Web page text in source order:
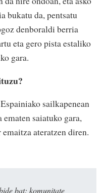
bukatu da, pentsatu
denboraldi berria
eta gero pista estaliko
gara.
sailkapenean
saiatuko gara,
emaitza ateratzen diren.
bat: komunitate